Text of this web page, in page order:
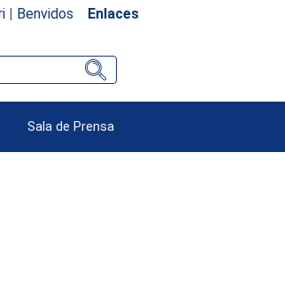
| Benvidos Enlaces
Sala de Prensa